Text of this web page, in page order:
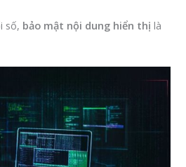
số, bảo mật nội dung hiển thị là